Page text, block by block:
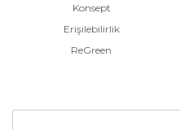
Konsept
Erişilebilirlik
ReGreen